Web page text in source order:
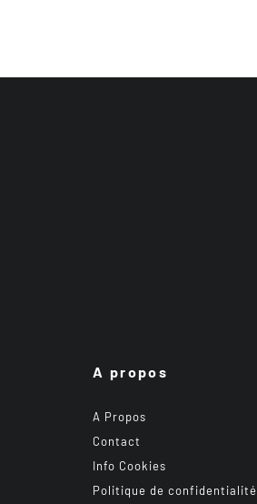
A propos
A Propos
Contact
Info Cookies
Politique de confidentialité